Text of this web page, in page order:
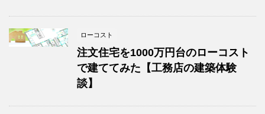
ローコスト
注文住宅を1000万円台のローコスト
で建ててみた【工務店の建築体験
談】